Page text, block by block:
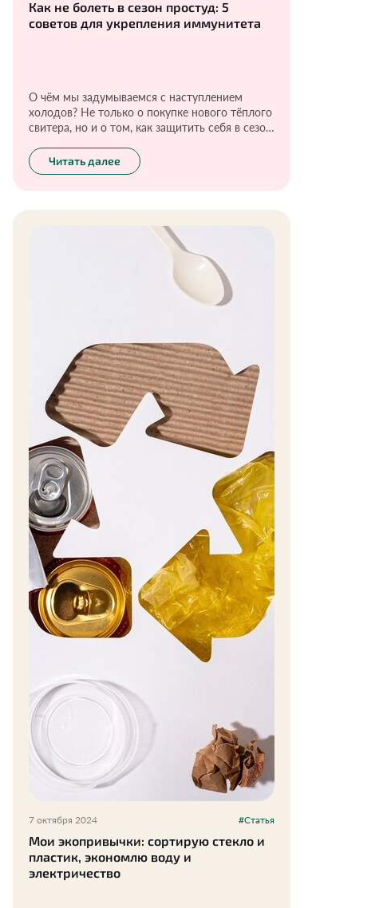
Как не болеть в сезон простуд: 5
советов для укрепления иммунитета
О чём мы задумываемся с наступлением
холодов? Не только о покупке нового тёплого
свитера, но и о том, как защитить себя в сезон
испытывать свой иммунитет в самых суровых
условиях: частые перелёты, смена климата и
чихают и кашляют. И в этом мне помогают
несколько простых и действенных правил.
Возможно, они покажутся кому-то
банальными, но они действительно работают.
Читать далее
7 октября 2024 #Статья
Мои экопривычки: сортирую стекло и
пластик, экономлю воду и
электричество